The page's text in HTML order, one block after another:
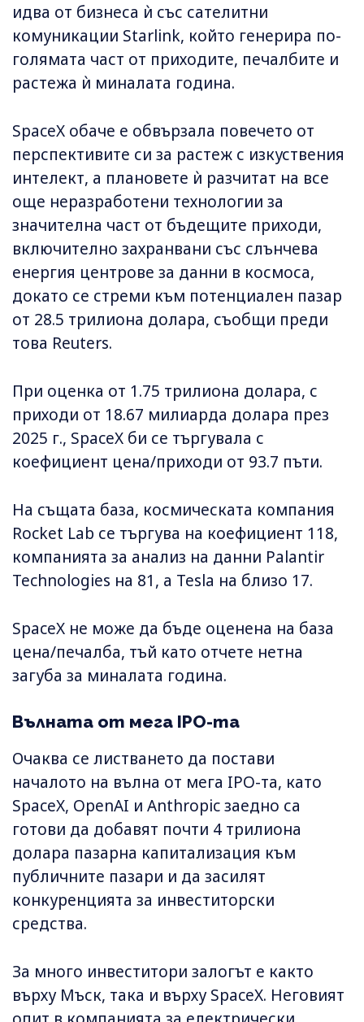
идва от бизнеса ѝ със сателитни
комуникации Starlink, който генерира по-
голямата част от приходите, печалбите и
растежа ѝ миналата година.
SpaceX обаче е обвързала повечето от
перспективите си за растеж с изкуствения
интелект, а плановете ѝ разчитат на все
още неразработени технологии за
значителна част от бъдещите приходи,
включително захранвани със слънчева
енергия центрове за данни в космоса,
докато се стреми към потенциален пазар
от 28.5 трилиона долара, съобщи преди
това Reuters.
При оценка от 1.75 трилиона долара, с
приходи от 18.67 милиарда долара през
2025 г., SpaceX би се търгувала с
коефициент цена/приходи от 93.7 пъти.
На същата база, космическата компания
Rocket Lab се търгува на коефициент 118,
компанията за анализ на данни Palantir
Technologies на 81, а Tesla на близо 17.
SpaceX не може да бъде оценена на база
цена/печалба, тъй като отчете нетна
загуба за миналата година.
Вълната от мега IPO-та
Очаква се листването да постави
началото на вълна от мега IPO-та, като
SpaceX, OpenAI и Anthropic заедно са
готови да добавят почти 4 трилиона
долара пазарна капитализация към
публичните пазари и да засилят
конкуренцията за инвеститорски
средства.
За много инвеститори залогът е както
върху Мъск, така и върху SpaceX. Неговият